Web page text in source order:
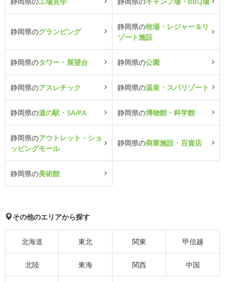
静岡県のグランピング
静岡県の牧場・レジャー＆リ
ゾート施設
静岡県のタワー・展望台 静岡県の公園
静岡県のアスレチック 静岡県の温泉・スパリゾート
静岡県の道の駅・SA/PA 静岡県の博物館・科学館
静岡県のアウトレット・ショ
ッピングモール
静岡県の商業施設・百貨店
静岡県の美術館
その他のエリアから探す
北海道 東北 関東 甲信越
北陸 東海 関西 中国